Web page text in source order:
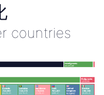
countries